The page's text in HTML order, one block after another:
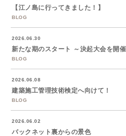
【江ノ島に行ってきました！】
BLOG
2026.06.30
新たな期のスタート ～決起大会を開
BLOG
2026.06.08
建築施工管理技術検定へ向けて！
BLOG
2026.06.02
バックネット裏からの景色